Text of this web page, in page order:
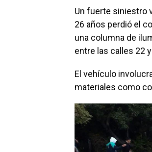
Un fuerte siniestro
26 años perdió el
una columna de
entre las calles 22
El vehículo
materiales como